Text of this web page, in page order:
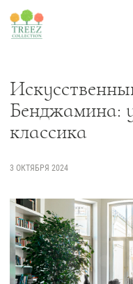
Деревья
Растения, кусты, мох и
Ампельные растения
Кашпо 256
Бенджамина:
классика
3 ОКТЯБРЯ 2024